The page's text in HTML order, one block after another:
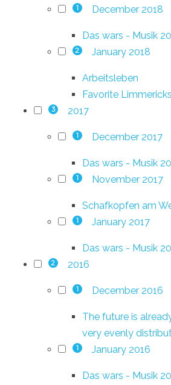
1 December 2018
Das wars - Musik
2 January 2018
Arbeitsleben
Favorite Limmericks
3 2017
1 December 2017
Das wars - Musik
1 November 2017
Schafkopfen am
1 January 2017
Das wars - Musik
2 2016
1 December 2016
The future is
very evenly
1 January 2016
Das wars - Musik